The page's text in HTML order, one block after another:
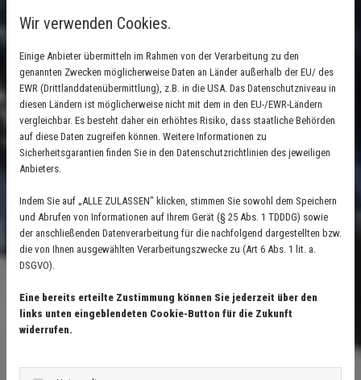
Wir verwenden Cookies.
Einige Anbieter übermitteln im Rahmen von der Verarbeitung zu den
genannten Zwecken möglicherweise Daten an Länder außerhalb der EU/ des
EWR (Drittlanddatenübermittlung), z.B. in die USA. Das Datenschutzniveau in
diesen Ländern ist möglicherweise nicht mit dem in den EU-/EWR-Ländern
vergleichbar. Es besteht daher ein erhöhtes Risiko, dass staatliche Behörden
auf diese Daten zugreifen können. Weitere Informationen zu
Sicherheitsgarantien finden Sie in den Datenschutzrichtlinien des jeweiligen
Anbieters.
Indem Sie auf „ALLE ZULASSEN" klicken, stimmen Sie sowohl dem Speichern
und Abrufen von Informationen auf Ihrem Gerät (§ 25 Abs. 1 TDDDG) sowie
der anschließenden Datenverarbeitung für die nachfolgend dargestellten bzw.
die von Ihnen ausgewählten Verarbeitungszwecke zu (Art 6 Abs. 1 lit. a.
DSGVO).
Eine bereits erteilte Zustimmung können Sie jederzeit über den
links unten eingeblendeten Cookie-Button für die Zukunft
widerrufen.